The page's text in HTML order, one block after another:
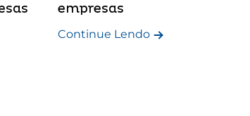
empresas
Continue Lendo